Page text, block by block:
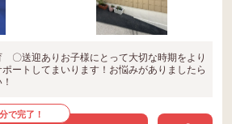
送迎ありお子様にとって大切な時期をより
ートしてまいります！お悩みがありましたら
で完了！